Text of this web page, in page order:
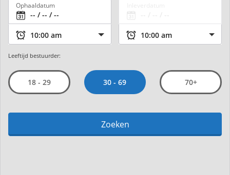
Ophaaldatum
Leeftijd bestuurder:
18 - 29 30 - 69 70+
Zoeken